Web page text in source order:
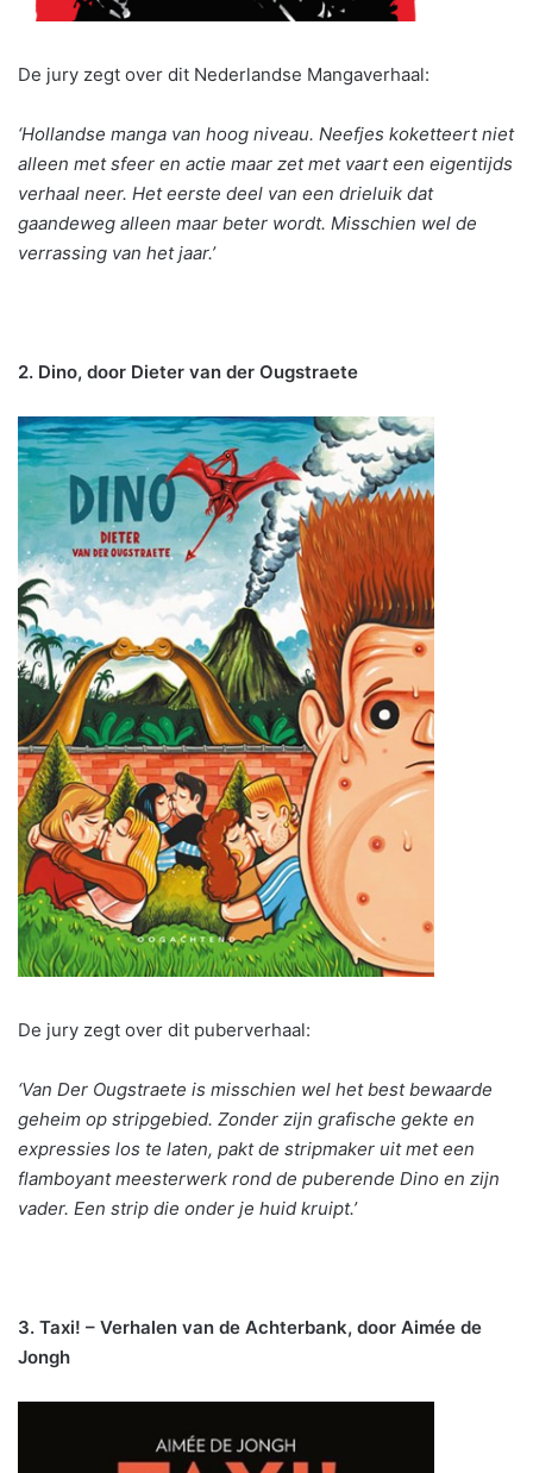
De jury zegt over dit Nederlandse Mangaverhaal:
‘Hollandse manga van hoog niveau. Neefjes koketteert niet
alleen met sfeer en actie maar zet met vaart een eigentijds
verhaal neer. Het eerste deel van een drieluik dat
gaandeweg alleen maar beter wordt. Misschien wel de
verrassing van het jaar.’
2. Dino, door Dieter van der Ougstraete
De jury zegt over dit puberverhaal:
‘Van Der Ougstraete is misschien wel het best bewaarde
geheim op stripgebied. Zonder zijn grafische gekte en
expressies los te laten, pakt de stripmaker uit met een
flamboyant meesterwerk rond de puberende Dino en zijn
vader. Een strip die onder je huid kruipt.’
3. Taxi! – Verhalen van de Achterbank, door Aimée de
Jongh